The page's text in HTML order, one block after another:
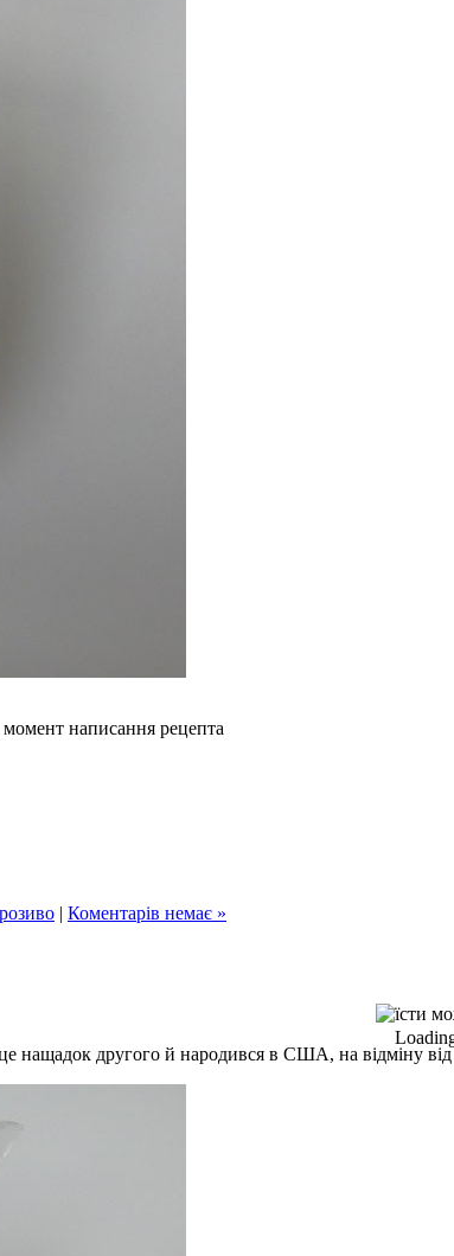
написання рецепта
| Коментарів немає »
нащадок другого й народився в США, на відміну